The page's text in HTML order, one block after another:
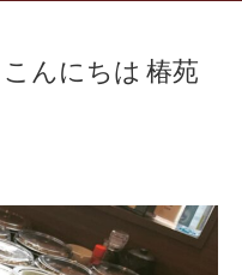
んにちは️ 椿苑